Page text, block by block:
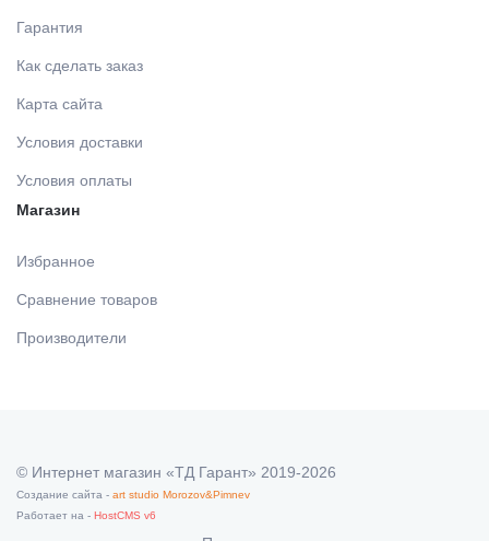
Гарантия
Как сделать заказ
Карта сайта
Условия доставки
Условия оплаты
Магазин
Избранное
Сравнение товаров
Производители
© Интернет магазин «ТД Гарант» 2019-2026
Создание сайта - art studio Morozov&Pimnev
Работает на - HostCMS v6